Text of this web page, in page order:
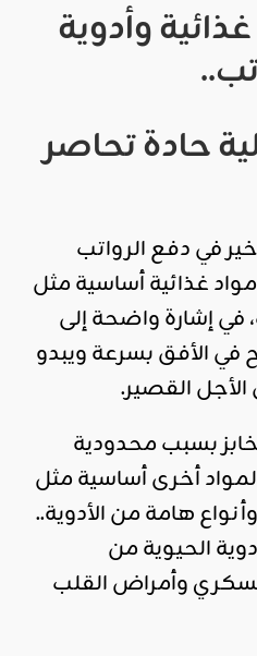
وأدوية
حادة تحاصر
في دفع الرواتب
غذائية أساسية مثل
في إشارة واضحة إلى
في الأفق بسرعة ويبدو
القصير.
بسبب محدودية
أخرى أساسية مثل
هامة من الأدوية..
الحيوية من
وأمراض القلب